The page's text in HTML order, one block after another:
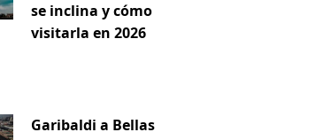
se inclina y cómo
visitarla en 2026
Garibaldi a Bellas